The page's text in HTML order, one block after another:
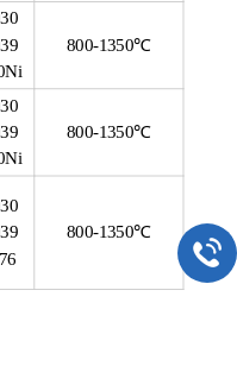
800-1350℃
800-1350℃
800-1350℃